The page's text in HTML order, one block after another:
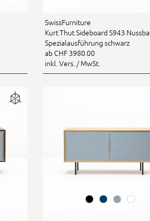
SwissFurniture
Kurt Thut Sideboard S943
Spezialausführung schwarz
ab CHF 3980.00
inkl. Vers. / MwSt.